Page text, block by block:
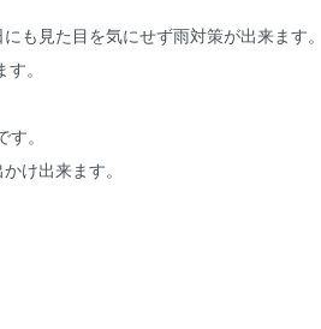
も見た目を気にせず雨対策が出来ます。
。
。
け出来ます。